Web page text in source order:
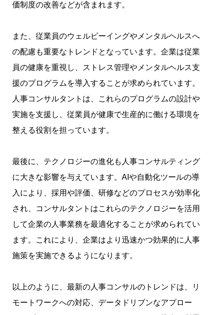
価制度の改善などが含まれます。
また、従業員のウェルビーイングやメンタルヘルスへ
の配慮も重要なトレンドとなっています。企業は従業
員の健康を重視し、ストレス管理やメンタルヘルス支
援のプログラムを導入することが求められています。
人事コンサルタントは、これらのプログラムの設計や
実施を支援し、従業員が健康で生産的に働ける環境を
整える役割を担っています。
最後に、テクノロジーの進化も人事コンサルティング
に大きな影響を与えています。AIや自動化ツールの導
入により、採用や評価、研修などのプロセスが効率化
され、コンサルタントはこれらのテクノロジーを活用
して企業の人事業務を最適化することが求められてい
ます。これにより、企業はより迅速かつ効果的に人事
施策を実施できるようになります。
以上のように、最新の人事コンサルのトレンドは、リ
モートワークへの対応、データドリブンなアプロー